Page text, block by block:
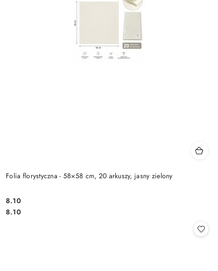
Folia florystyczna - 58×58 cm, 20 arkuszy, jasny zielony
Cena:
8.10
Cena:
8.10